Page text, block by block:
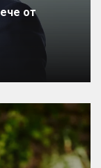
от